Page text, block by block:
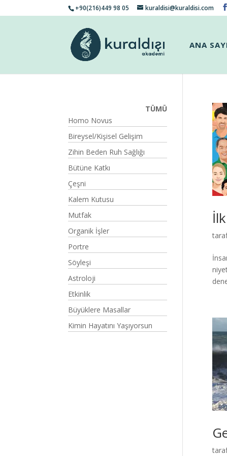
+90(216)449 98 05 kuraldisi@kuraldisi.com
ANA
TÜMÜ
Homo Novus
Bireysel/Kişisel Gelişim
Zihin Beden Ruh Sağlığı
Bütüne Katkı
Çeşni
Kalem Kutusu
Mutfak
Organik İşler
Portre
Söyleşi
Astroloji
Etkinlik
Büyüklere Masallar
Kimin Hayatını Yaşıyorsun